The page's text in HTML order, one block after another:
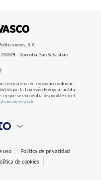
S.A.
20009 - Donostia-San Sebastián
en materia de consumo conforme
que la Comisión Europea facilita
y que se encuentra disponible en el
consumers/odr.
uso
Política de privacidad
de cookies